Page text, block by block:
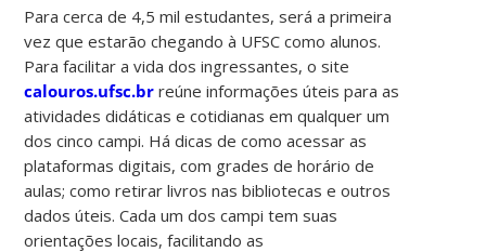
Para cerca de 4,5 mil estudantes, será a primeira
vez que estarão chegando à UFSC como alunos.
Para facilitar a vida dos ingressantes, o site
calouros.ufsc.br reúne informações úteis para as
atividades didáticas e cotidianas em qualquer um
dos cinco campi. Há dicas de como acessar as
plataformas digitais, com grades de horário de
aulas; como retirar livros nas bibliotecas e outros
dados úteis. Cada um dos campi tem suas
orientações locais, facilitando as